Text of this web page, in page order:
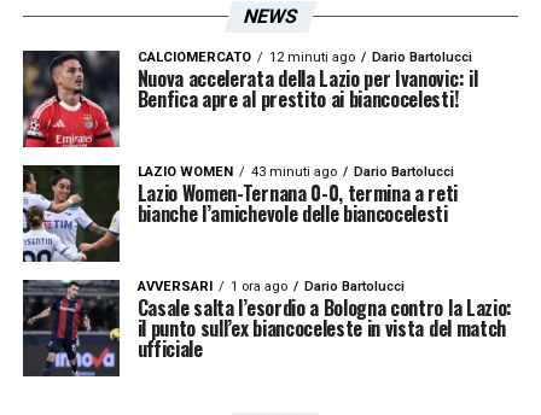
abbiamo sempre onorato chi non c’è più. Lo
dico anche perché mio padre, da quasi
mezzo secolo, viene ricordato ogni anno. È
qualcosa che noi abbiamo dentro,
profondamente, e che lui sta cercando di
portarci via. Non ci riuscirà mai.
C’è poi un’altra preoccupazione che voglio
condividere, quella per le generazioni future.
Sono figlio di un tifoso, ma sono anche
NEWS
CALCIOMERCATO 12 minuti ago Dario Bartolucci
Nuova accelerata della Lazio per Ivanovic: il
Benfica apre al prestito ai biancocelesti!
LAZIO WOMEN 43 minuti ago Dario Bartolucci
Lazio Women-Ternana 0-0, termina a reti
bianche l’amichevole delle biancocelesti
AVVERSARI 1 ora ago Dario Bartolucci
Casale salta l’esordio a Bologna contro la Lazio:
il punto sull’ex biancoceleste in vista del match
ufficiale